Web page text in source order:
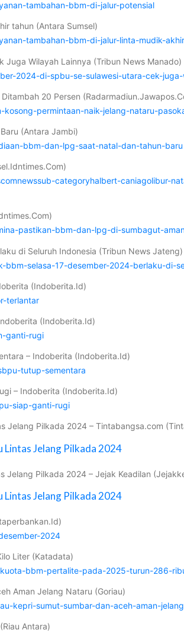
tambahan-bbm-di-jalur-potensial
tahun (Antara Sumsel)
tambahan-bbm-di-jalur-linta-mudik-
Juga Wilayah Lainnya (Tribun News Manado)
2024-di-spbu-se-sulawesi-utara-cek-juga-
20 Persen
permintaan-naik-jelang-nataru-
(Antara Jambi)
bbm-dan-lpg-saat-natal-dan-tahun-baru
categoryhalbert-caniagolibur-
pastikan-bbm-dan-lpg-di-sumbagut-
di Seluruh Indonesia (Tribun News Jateng)
selasa-17-desember-2024-berlaku-di-
(Indoberita.Id)
terlantar
(Indoberita.Id)
ganti-rugi
– Indoberita (Indoberita.Id)
tutup-sementara
– Indoberita (Indoberita.Id)
siap-ganti-rugi
Jelang Pilkada 2024 – Tintabangsa.com
Lintas Jelang Pilkada 2024
Jelang Pilkada 2024 – Jejak Keadilan
Lintas Jelang Pilkada 2024
2024
Liter (Katadata)
bbm-pertalite-pada-2025-turun-286-
Aman Jelang Nataru (Goriau)
kepri-sumut-sumbar-dan-aceh-aman-
Antara)